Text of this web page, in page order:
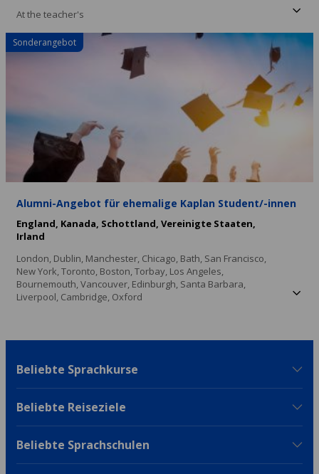
At the teacher's
Sonderangebot
Alumni-Angebot für ehemalige Kaplan Student/-innen
England, Kanada, Schottland, Vereinigte Staaten,
Irland
London, Dublin, Manchester, Chicago, Bath, San Francisco,
New York,Toronto, Boston,Torbay, Los Angeles,
Bournemouth,Vancouver, Edinburgh, Santa Barbara,
Liverpool, Cambridge, Oxford
Beliebte Sprachkurse
Beliebte Reiseziele
Beliebte Sprachschulen